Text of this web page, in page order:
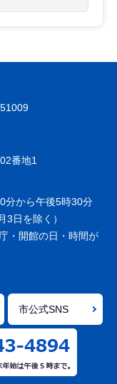
番地1
分から午後5時30分
3日を除く）
・開館の日・時間が
市公式SNS